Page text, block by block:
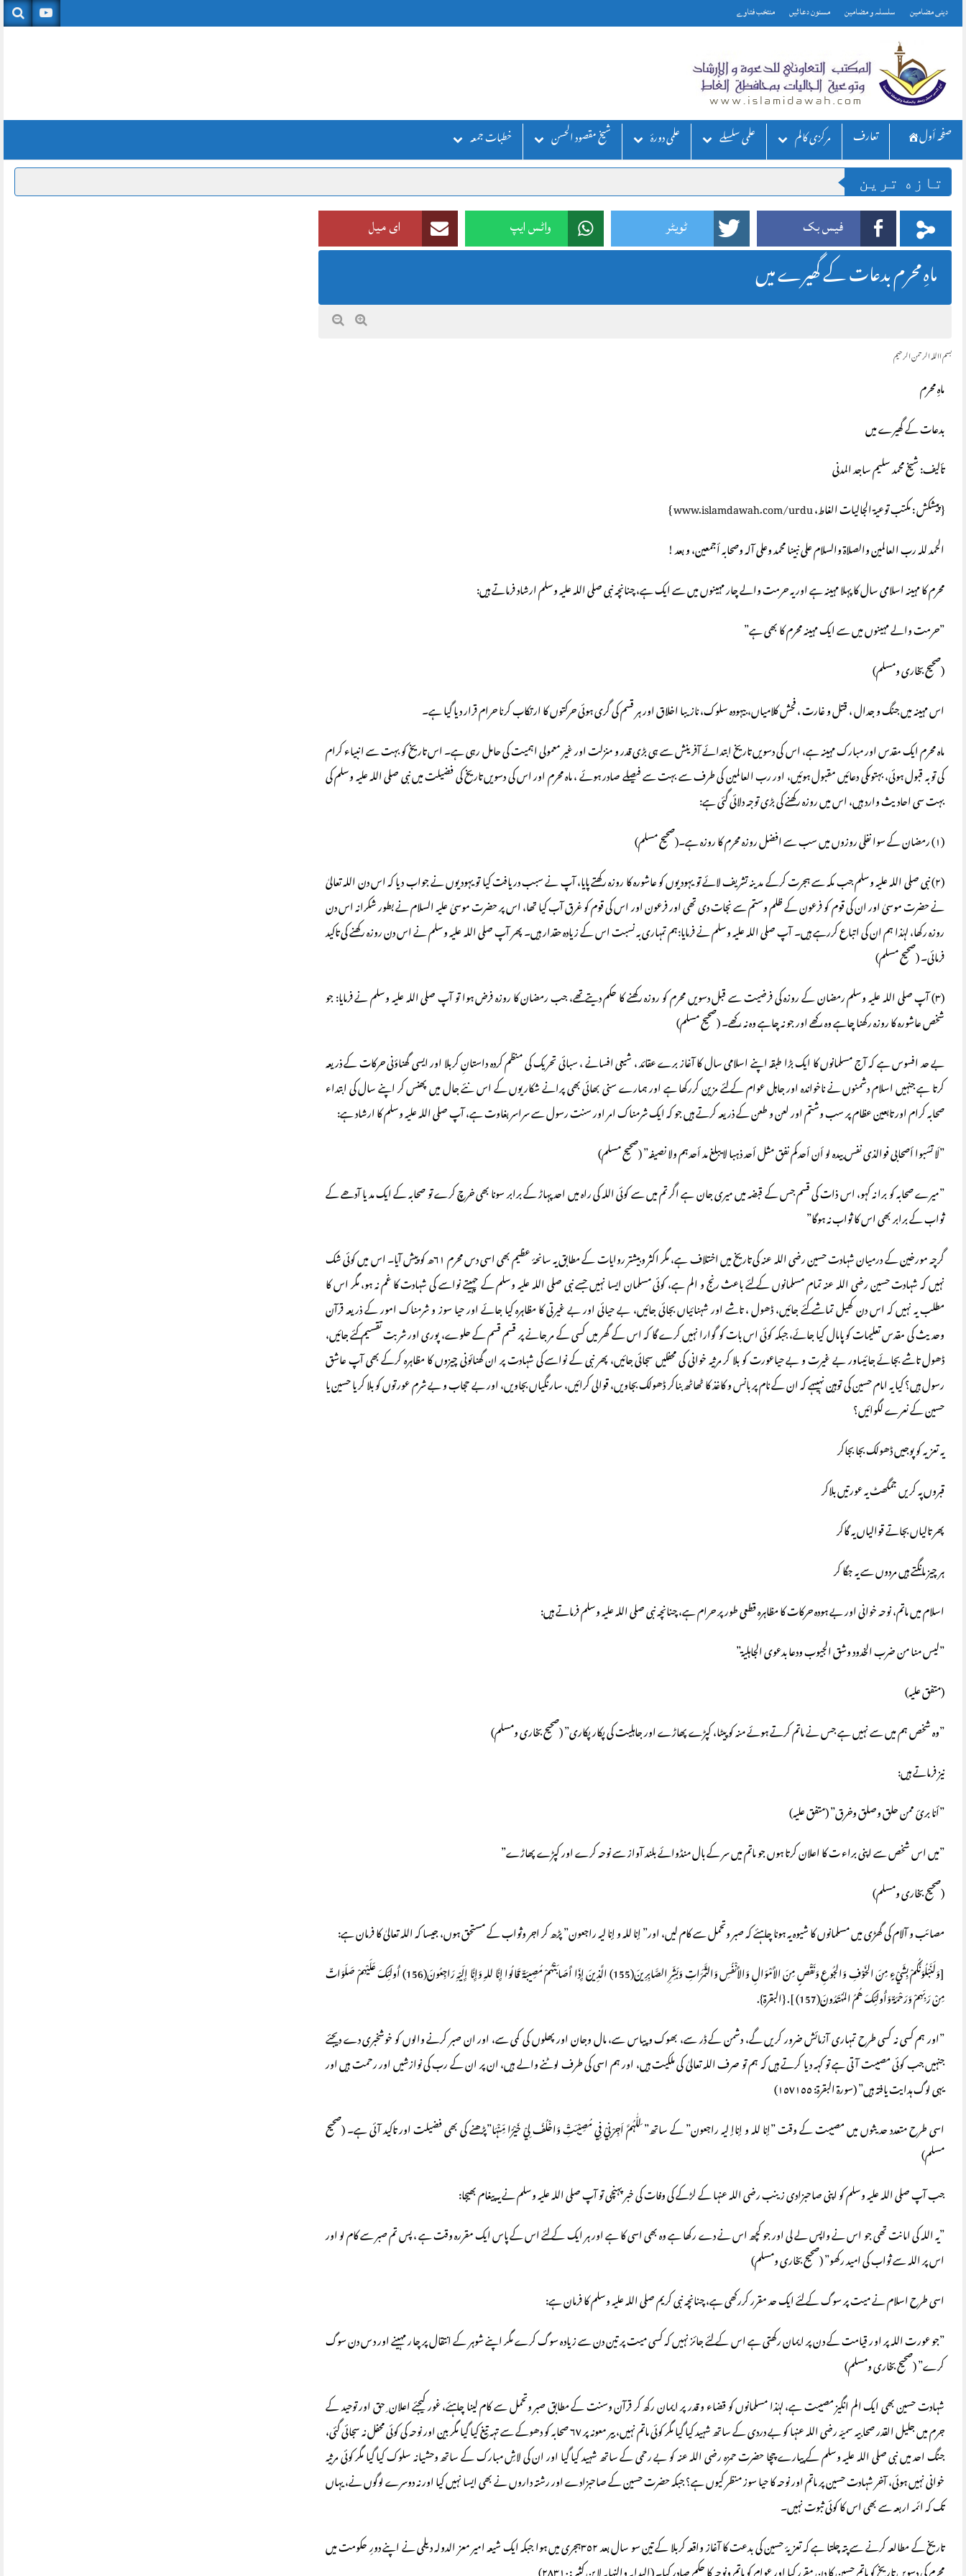
Skipto
content
دینی مضامین سلسلہ و مضامین مسنون دعائیں منتخب فتاوے
صفحه أول تعارف مركزی كالم علمی سلسلے علمی دورۂ شیخ مقصود الحسن خطبات جمعہ
تازه ترين
فیس بک ٹویٹر واٹس ایپ ای میل
ماہِ محرم بدعات کے گھیرے میں
بسم االلہ الرحمن الرحیم
ماہِ محرم
بدعات کے گھیرے میں
تألیف: شیخ محمد سلیم ساجد المدنی
{ پیشکش : مکتب توعیۃ الجالیات الغاط،www.islamdawah.com/urdu
}
الحمد للہ رب العالمین والصلاة والسلام علی نبینا محمد وعلی آلہ وصحابہ أجمعین، و بعد !
محرم کا مہینہ اسلامی سال کا پہلا مہینہ ہے اور یہ حرمت والے چار مہینوں میں سے ایک ہے، چنانچہ نبی صلی اللہ علیہ وسلم ارشاد فرماتے ہیں:
”حرمت والے مہینوں میں سے ایک مہینہ محرم کا بھی ہے”
(صحیح بخاری ومسلم)
اس مہینہ میں جنگ و جدال ، قتل و غارت ، فحش کلامیاں، بیہودہ سلوک، نازیبا اخلاق اور ہر قسم کی گری ہوئی حرکتوں کا ارتکاب کرنا حرام قرار دیا گیا ہے۔
ماہ محرم ایک مقدس اور مبارک مہینہ ہے، اس کی دسویں تاریخ ابتدائے آفرینش سے ہی بڑی قدر و منزلت اور غیر معمولی اہمیت کی حامل رہی ہے۔ اس تاریخ کو بہت سے انبیاء کرام
کی توبہ قبول ہوئی، بہتوںکی دعائیں مقبول ہوئیں، اور رب العالمین کی طرف سے بہت سے فیصلے صادر ہوئے ، ماہ محرم اور اس کی دسویں تاریخ کی فضیلت میں نبی صلی اللہ علیہ وسلم کی
بہت سی احادیث وارد ہیں، اس میں روزہ رکھنے کی بڑی توجہ دلائی گئی ہے:
(١) رمضان کے سوا نفلی روزوں میں سب سے افضل روزہ محرم کا روزہ ہے۔(صحیح مسلم)
(٢) نبی صلی اللہ علیہ وسلم جب مکہ سے ہجرت کرکے مدینہ تشریف لائے تو یہودیوں کو عاشورہ کا روزہ رکھتے پایا، آپ نے سبب دریافت کیا تو یہودیوں نے جواب دیا کہ اس دن اللہ تعالیٰ
نے حضرت موسیٰ اور ان کی قوم کو فرعون کے ظلم وستم سے نجات دی تھی اور فرعون اور اس کی قوم کو غرق آب کیا تھا، اس پر حضرت موسیٰ علیہ السلام نے بطور شکرانہ اس دن
روزہ رکھا، لہٰذا ہم ان کی اتباع کررہے ہیں۔ آپ صلی اللہ علیہ وسلم نے فرمایا:ہم تمہاری بہ نسبت اس کے زیادہ حقدار ہیں۔ پھر آپ صلی اللہ علیہ وسلم نے اس دن روزہ رکھنے کی تاکید
فرمائی۔ (صحیح مسلم)
(٣) آپ صلی اللہ علیہ وسلم رمضان کے روزہ کی فرضیت سے قبل دسویں محرم کو روزہ رکھنے کا حکم دیتے تھے، جب رمضان کا روزہ فرض ہوا تو آپ صلی اللہ علیہ وسلم نے فرمایا: جو
شخص عاشورہ کا روزہ رکھنا چاہے وہ رکھے اور جو نہ چاہے وہ نہ رکھے۔ (صحیح مسلم)
بے حد افسوس ہے کہ آج مسلمانوں کا ایک بڑا طبقہ اپنے اسلامی سال کا آغاز برے عقائد ، شیعی افسانے ، سبائی تحریک کی منظم کردہ داستانِ کربلا اور ایسی گھناؤنی حرکات کے ذریعہ
کرتا ہے جنہیں اسلام دشمنوں نے ناخواندہ اور جاہل عوام کے لئے مزین کررکھا ہے اور ہمارے سنی بھائی بھی پرانے شکاریوں کے اس نئے جال میں پھنس کر اپنے سال کی ابتداء
صحابہ کرام اور تابعین عظام پر سب وشتم اور لعن و طعن کے ذریعہ کرتے ہیں جو کہ ایک شرمناک امر اور سنت رسول سے سراسر بغاوت ہے، آپ صلی اللہ علیہ وسلم کا ارشاد ہے:
”لَا تسُبوا أصحابی فوالذی نفس بیدہ لو أن أحدکم نفق مثل أحد ذہبا لا یبلغ مد أحدہم ولا نصیفہ” (صحیح مسلم)
”میرے صحابہ کو برا نہ کہو، اس ذات کی قسم جس کے قبضہ میں میری جان ہے اگر تم میں سے کوئی اللہ کی راہ میں احد پہاڑ کے برابر سونا بھی خرچ کرے تو صحابہ کے ایک مد یا آدھے کے
ثواب کے برابر بھی اس کا ثواب نہ ہوگا”
گرچہ مورخین کے درمیان شہادت حسین رضی اللہ عنہ کی تاریخ میں اختلاف ہے، مگر اکثر وبیشتر روایات کے مطابق یہ سانحۂ عظیم بھی اسی دس محرم ٦١ھ کو پیش آیا۔ اس میں کوئی شک
نہیں کہ شہادت حسین رضی اللہ عنہ تمام مسلمانوں کے لئے باعث رنج و الم ہے، کوئی مسلمان ایسا نہیں جسے نبی صلی اللہ علیہ وسلم کے چہیتے نواسے کی شہادت کا غم نہ ہو، مگر اس کا
مطلب یہ نہیں کہ اس دن کھیل تماشے کئے جائیں، ڈھول ، تاشے اور شہنائیاں بجائی جائیں، بے حیائی اور بے غیرتی کا مظاہرہ کیا جائے اور حیا سوز و شرمناک امور کے ذریعہ قرآن
وحدیث کی مقدس تعلیمات کو پامال کیا جائے، جبکہ کوئی اس بات کو گوارا نہیں کرے گا کہ اس کے گھر میں کسی کے مر جانے پر قسم قسم کے حلوے، پوری اور شربت تقسیم کئے جائیں،
ڈھول تاشے بجائے جائیںاور بے غیرت و بے حیاعورت کو بلا کر مرثیہ خوانی کی محفلیں سجائی جائیں، پھر نبی کے نواسے کی شہادت پر ان گھنائونی چیزوں کا مظاہرہ کرکے بھی آپ عاشق
رسول ہیں؟ کیا یہ امام حسین کی توہین نہیںہے کہ ان کے نام پر بانس و کاغذ کا ٹھاٹھ بناکر ڈھولک بجاویں، قوالی کرائیں، سارنگیاں بجاویں، اور بے حجاب و بے شرم عورتوں کو بلا کر یا حسین یا
حسین کے نعرے لگوائیں؟
یہ تعزیہ کو پوجیں ڈھولک بجا بجاکر
قبروں پہ کریں جمگھٹ یہ عورتیں بلاکر
پھر تالیاں بجاتے قوالیاں یہ گاکر
ہر چیز مانگتے ہیں مردوں سے یہ جگا کر
اسلام میں ماتم، نوحہ خوانی اور بے ہودہ حرکات کا مظاہرہ قطعی طور پر حرام ہے، چنانچہ نبی صلی اللہ علیہ وسلم فرماتے ہیں:
”لیس منا من ضرب الخدود وشق الجیوب ودعا بدعوی الجاہلیة”
(متفق علیہ)
”وہ شخص ہم میں سے نہیں ہے جس نے ماتم کرتے ہوئے منہ کو پیٹا، کپڑے پھاڑے اور جاہلیت کی پکار پکاری” (صحیح بخاری ومسلم)
نیز فرماتے ہیں:
”أنا برئ ممن حلق وصلق وخرق” (متفق علیہ)
”میں اس شخص سے اپنی براء ت کا اعلان کرتا ہوں جو ماتم میں سر کے بال منڈوائے بلند آواز سے نوحہ کرے اور کپڑے پھاڑے”
(صحیح بخاری ومسلم)
مصائب و آلام کی گھڑی میں مسلمانوں کا شیوہ یہ ہونا چاہئے کہ صبر وتحمل سے کام لیں، اور” إنا للہ و إنا لیہ راجعون” پڑھ کر اجر وثواب کے مستحق ہوں، جیسا کہ اللہ تعالیٰ کا فرمان ہے:
[وَلَنَبْلُوَنَّكُمْ بِشَيْءٍ مِنَ الخَوْفِ وَالجُوعِ وَنَقْصٍ مِنَ الأَمْوَالِ وَالأَنْفُسِ وَالثَّمَرَاتِ وَبَشِّرِ الصَّابِرِينَ(155) الَّذِينَ إِذَا أَصَابَتْهُمْ مُصِيبَةٌ قَالُوا إِنَّا للهِ وَإِنَّا إِلَيْهِ رَاجِعُونَ(156) أُولَئِكَ عَلَيْهِمْ صَلَوَاتٌ
مِنْ رَبِّهِمْ وَرَحْمَةٌ وَأُولَئِكَ هُمُ المُهْتَدُونَ(157) ]. {البقرة}.
”اور ہم کسی نہ کسی طرح تمہاری آزمائش ضرور کریں گے، دشمن کے ڈر سے، بھوک و پیاس سے، مال وجان اور پھلوں کی کمی سے، اور ان صبر کرنے والوں کو خوشخبری دے دیجئے
جنہیں جب کوئی مصیبت آتی ہے تو کہہ دیا کرتے ہیں کہ ہم تو صرف اللہ تعالیٰ کی ملکیت ہیں، اور ہم اسی کی طرف لوٹنے والے ہیں، ان پر ان کے رب کی نوازشیں اور رحمت ہیں اور
یہی لوگ ہدایت یافتہ ہیں” (سورة البقرة: ١٥٥ـ١٥٧)
اسی طرح متعدد حدیثوں میں مصیبت کے وقت ”إنا للہ و إناإ لیہ راجعون” کے ساتھ” َللّٰہُمَّ اَجِرْنِيْ فِي مُصِیْبَتِْ وَاخْلُفُ لِيْ خَیْرًا مِّنْہَا”پڑھنے کی بھی فضیلت اور تاکید آئی ہے۔ (صحیح
مسلم)
جب آپ صلی اللہ علیہ وسلم کو اپنی صاحبزادی زینب رضی اللہ عنہا کے لڑکے کی وفات کی خبر پہنچی تو آپ صلی اللہ علیہ وسلم نے یہ پیغام بھیجا:
”یہ اللہ کی امانت تھی جو اس نے واپس لے لی اور جو کچھ اس نے دے رکھا ہے وہ بھی اسی کا ہے اور ہر ایک کے لئے اس کے پاس ایک مقررہ وقت ہے ، پس تم صبر سے کام لو اور
اس پر اللہ سے ثواب کی امید رکھو” (صحیح بخاری ومسلم)
اسی طرح اسلام نے میت پر سوگ کے لئے ایک حد مقرر کررکھی ہے، چنانچہ نبی کریم صلی اللہ علیہ وسلم کا فرمان ہے:
”جو عورت اللہ پر اور قیامت کے دن پر ایمان رکھتی ہے اس کے لئے جائز نہیں کہ کسی میت پر تین دن سے زیادہ سوگ کرے مگر اپنے شوہر کے انتقال پر چار مہینے اور دس دن سوگ
کرے” (صحیح بخاری ومسلم)
شہادت حسین بھی ایک الم انگیز مصیبت ہے، لہٰذا مسلمانوں کو قضاء و قدر پر ایمان رکھ کر قرآن وسنت کے مطابق صبر وتحمل سے کام لینا چاہئے، غور کیجئے اعلان ِ حق اور توحید کے
جرم میں جلیل القدر صحابیہ سمیّہ رضی اللہ عنہا کو بے دردی کے ساتھ شہید کیا گیا مگر کوئی ماتم نہیں، بیر معونہ پر ٦٧ صحابہ کو دھوکے سے تہہ تیغ کیا گیا مگر بین اور نوحہ کی کوئی محفل نہ سجائی گئی،
جنگ احد میں نبی صلی اللہ علیہ وسلم کے پیارے چچا حضرت حمزہ رضی اللہ عنہ کو بے رحمی کے ساتھ شہید کیا گیا اور ان کی لاشِ مبارک کے ساتھ وحشیانہ سلوک کیا گیا مگر کوئی مرثیہ
خوانی نہیں ہوئی، آخر شہادت حسین پر ماتم اور نوحہ کا حیا سوز منظر کیوں ہے؟ جبکہ حضرت حسین کے صاحبزادے اور رشتہ داروں نے بھی ایسا نہیں کیا اور نہ دوسرے لوگوں نے، یہاں
تک کہ ائمہ اربعہ سے بھی اس کا کوئی ثبوت نہیں۔
تاریخ کے مطالعہ کرنے سے پتہ چلتا ہے کہ تعزیۂ حسین کی بدعت کا آغاز واقعہ کربلا کے تین سو سال بعد ٣٥٢ہجری میں ہوا جبکہ ایک شیعہ امیر معز الدولہ دیلمی نے اپنے دورِ حکومت میں